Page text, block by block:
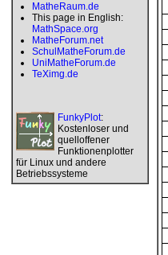
MatheRaum.de
This page in English:
MathSpace.org
MatheForum.net
SchulMatheForum.de
UniMatheForum.de
TeXimg.de
FunkyPlot:
Kostenloser und
quelloffener
Funktionenplotter
für Linux und andere
Betriebssysteme